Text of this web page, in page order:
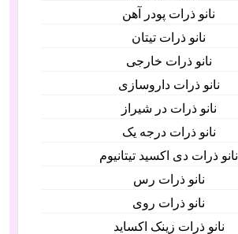
نانو ذرات پودر آهن
نانو ذرات تیتان
نانو ذرات خارجی
نانو ذرات داروسازی
نانو ذرات در شیراز
نانو ذرات درجه یک
نانو ذرات دی اکسید تیتانیوم
نانو ذرات رس
نانو ذرات روی
نانو ذرات زینک اکساید